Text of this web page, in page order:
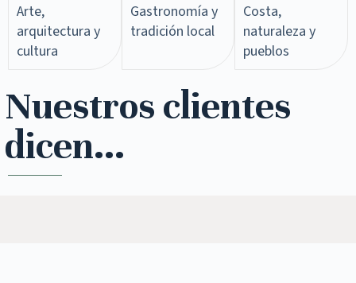
Arte,
arquitectura y
cultura
Gastronomía y
tradición local
Costa,
naturaleza y
pueblos
Nuestros clientes
dicen...